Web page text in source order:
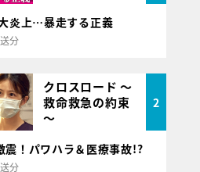
炎上…暴走する正義
分
クロスロード ～
救命救急の約束
～
2
！パワハラ＆医療事故!?
分